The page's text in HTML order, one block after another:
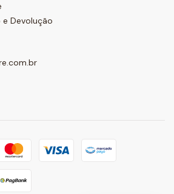
Devolução